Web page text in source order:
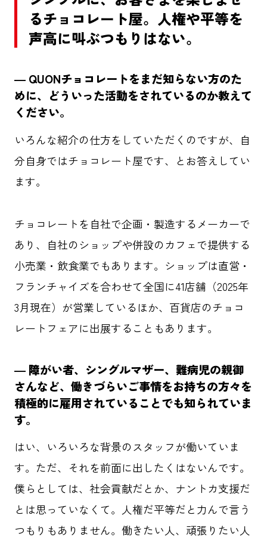
るチョコレート屋。人権や平等を
声高に叫ぶつもりはない。
― QUONチョコレートをまだ知らない方のた
めに、どういった活動をされているのか教えて
ください。
いろんな紹介の仕方をしていただくのですが、自
分自身ではチョコレート屋です、とお答えしてい
ます。
チョコレートを自社で企画・製造するメーカーで
あり、自社のショップや併設のカフェで提供する
小売業・飲食業でもあります。ショップは直営・
フランチャイズを合わせて全国に41店舗（2025年
3月現在）が営業しているほか、百貨店のチョコ
レートフェアに出展することもあります。
― 障がい者、シングルマザー、難病児の親御
さんなど、働きづらいご事情をお持ちの方々を
積極的に雇用されていることでも知られていま
す。
はい、いろいろな背景のスタッフが働いていま
す。ただ、それを前面に出したくはないんです。
僕らとしては、社会貢献だとか、ナントカ支援だ
とは思っていなくて。人権だ平等だと力んで言う
つもりもありません。働きたい人、頑張りたい人